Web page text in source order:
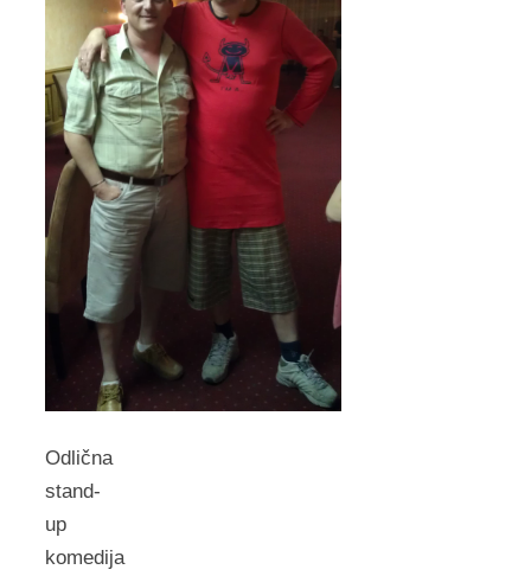
Odlična
stand-
up
komedija